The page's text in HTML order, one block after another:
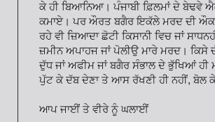
ਕੇ ਹੀ ਬਿਆਨਿਆ। ਪੰਜਾਬੀ ਫ਼ਿਲਮਾਂ ਦੇ ਬੇਢਵੇ
ਕਮਾਏ। ਪਰ ਔਰਤ ਬਗੈਰ ਇਕੱਲੇ ਮਰਦ ਦੀ
ਰਹੇ ਵੀ ਜ਼ਿਆਦਾ ਛੋਟੀ ਕਿਸਾਨੀ ਵਿਚ ਜਾਂ
ਜ਼ਮੀਨ ਅਪਾਹਜ ਜਾਂ ਪੋਲੀਉ ਮਾਰੇ ਮਰਦ। ਕਿਸੇ
ਦੁੱਧ ਜਾਂ ਅਫੀਮ ਜਾਂ ਬਗੈਰ ਸੰਭਾਲ ਦੇ ਭੁੱਖਿਆਂ ਹੀ
ਪੁੱਟ ਕੇ ਦੱਬ ਦੇਣਾ ਤੇ ਆਸ ਰੱਖਣੀ ਹੀ ਨਹੀਂ, ਬੋਲ ਕੇ
ਆਪ ਜਾਈਂ ਤੇ ਵੀਰੇ ਨੂੰ ਘਲਾਈਂ